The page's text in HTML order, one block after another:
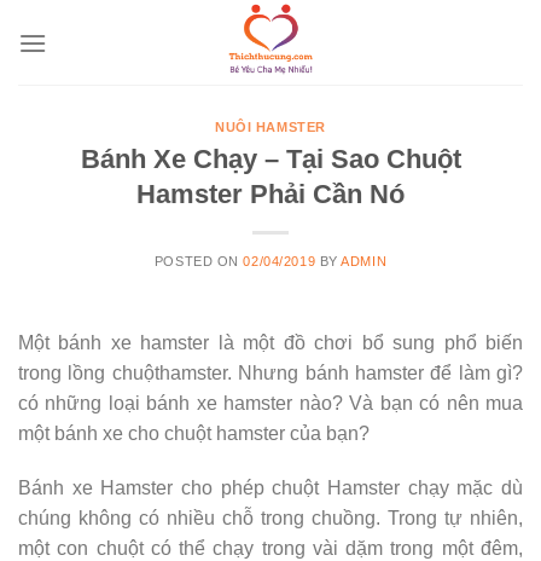
NUÔI HAMSTER
Bánh Xe Chạy – Tại Sao Chuột
Hamster Phải Cần Nó
POSTED ON02/04/2019 BYADMIN
Một bánh xe hamster là một đồ chơi bổ sung phổ biến
trong lồng chuộthamster. Nhưng bánh hamster để làm gì?
có những loại bánh xe hamster nào? Và bạn có nên mua
một bánh xe cho chuột hamster của bạn?
Bánh xe Hamster cho phép chuột Hamster chạy mặc dù
chúng không có nhiều chỗ trong chuồng. Trong tự nhiên,
một con chuột có thể chạy trong vài dặm trong một đêm,